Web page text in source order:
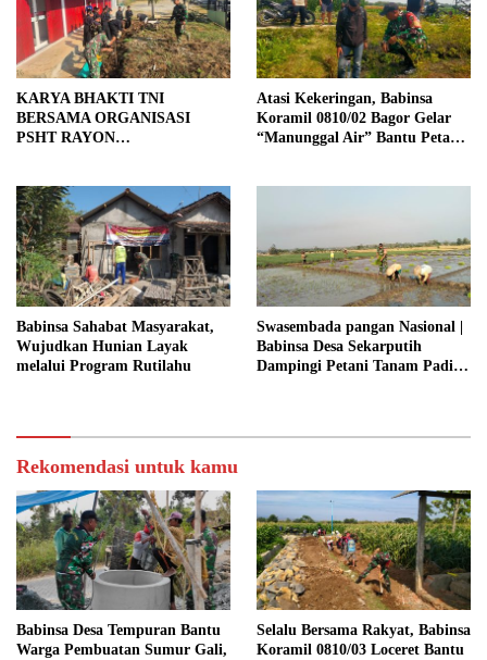
KARYA BHAKTI TNI
BERSAMA ORGANISASI
PSHT RAYON
ROYONG DAN
KEMANUNGGALAN TNI-
RAKYAT
Atasi Kekeringan, Babinsa
Koramil 0810/02 Bagor Gelar
“Manunggal Air” Bantu Petani
Babinsa Sahabat Masyarakat,
Wujudkan Hunian Layak
melalui Program Rutilahu
Swasembada pangan Nasional |
Babinsa Desa Sekarputih
Dampingi Petani Tanam Padi,
Rekomendasi untuk kamu
Babinsa Desa Tempuran Bantu
Warga Pembuatan Sumur Gali,
Selalu Bersama Rakyat, Babinsa
Koramil 0810/03 Loceret Bantu